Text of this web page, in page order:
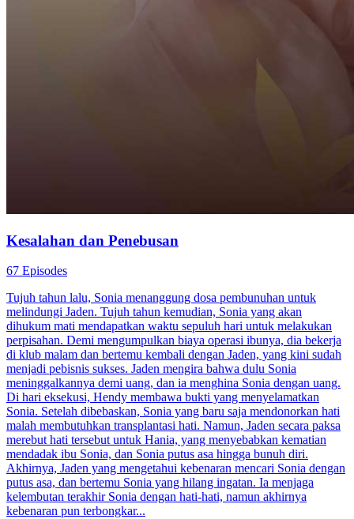
Kesalahan dan Penebusan
67 Episodes
Tujuh tahun lalu, Sonia menanggung dosa pembunuhan untuk
melindungi Jaden. Tujuh tahun kemudian, Sonia yang akan
dihukum mati mendapatkan waktu sepuluh hari untuk melakukan
perpisahan. Demi mengumpulkan biaya operasi ibunya, dia bekerja
di klub malam dan bertemu kembali dengan Jaden, yang kini sudah
menjadi pebisnis sukses. Jaden mengira bahwa dulu Sonia
meninggalkannya demi uang, dan ia menghina Sonia dengan uang.
Di hari eksekusi, Hendy membawa bukti yang menyelamatkan
Sonia. Setelah dibebaskan, Sonia yang baru saja mendonorkan hati
malah membutuhkan transplantasi hati. Namun, Jaden secara paksa
merebut hati tersebut untuk Hania, yang menyebabkan kematian
mendadak ibu Sonia, dan Sonia putus asa hingga bunuh diri.
Akhirnya, Jaden yang mengetahui kebenaran mencari Sonia dengan
putus asa, dan bertemu Sonia yang hilang ingatan. Ia menjaga
kelembutan terakhir Sonia dengan hati-hati, namun akhirnya
kebenaran pun terbongkar...